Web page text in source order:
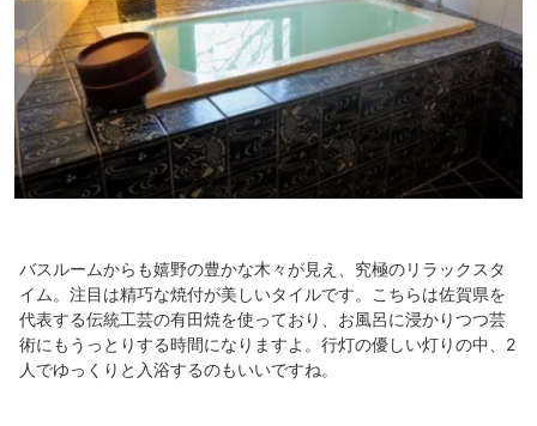
バスルームからも嬉野の豊かな木々が見え、究極のリラックスタ
イム。注目は精巧な焼付が美しいタイルです。こちらは佐賀県を
代表する伝統工芸の有田焼を使っており、お風呂に浸かりつつ芸
術にもうっとりする時間になりますよ。行灯の優しい灯りの中、2
人でゆっくりと入浴するのもいいですね。